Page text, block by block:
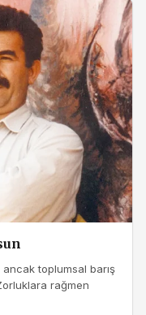
toplumsal barış
rağmen